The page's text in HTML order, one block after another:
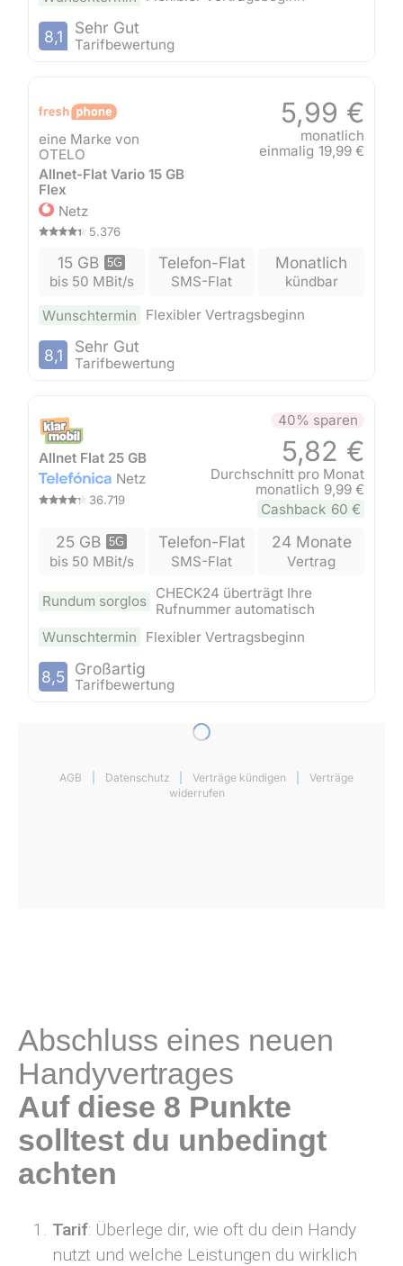
Abschluss eines neuen
Handyvertrages
Auf diese 8 Punkte
solltest du unbedingt
achten
Tarif: Überlege dir, wie oft du dein Handy
nutzt und welche Leistungen du wirklich